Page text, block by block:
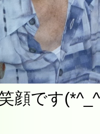
顔です